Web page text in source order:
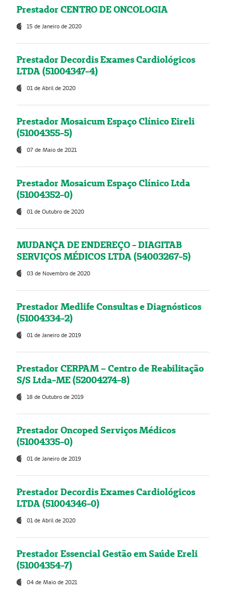
Prestador CENTRO DE ONCOLOGIA
15 de Janeiro de 2020
Prestador Decordis Exames Cardiológicos
LTDA (51004347-4)
01 de Abril de 2020
Prestador Mosaicum Espaço Clínico Eireli
(51004355-5)
07 de Maio de 2021
Prestador Mosaicum Espaço Clínico Ltda
(51004352-0)
01 de Outubro de 2020
MUDANÇA DE ENDEREÇO - DIAGITAB
SERVIÇOS MÉDICOS LTDA (54003267-5)
03 de Novembro de 2020
Prestador Medlife Consultas e Diagnósticos
(51004334-2)
01 de Janeiro de 2019
Prestador CERPAM – Centro de Reabilitação
S/S Ltda-ME (52004274-8)
18 de Outubro de 2019
Prestador Oncoped Serviços Médicos
(51004335-0)
01 de Janeiro de 2019
Prestador Decordis Exames Cardiológicos
LTDA (51004346-0)
01 de Abril de 2020
Prestador Essencial Gestão em Saúde Ereli
(51004354-7)
04 de Maio de 2021